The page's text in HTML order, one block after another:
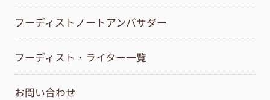
フーディストノートアンバサダー
フーディスト・ライター一覧
お問い合わせ